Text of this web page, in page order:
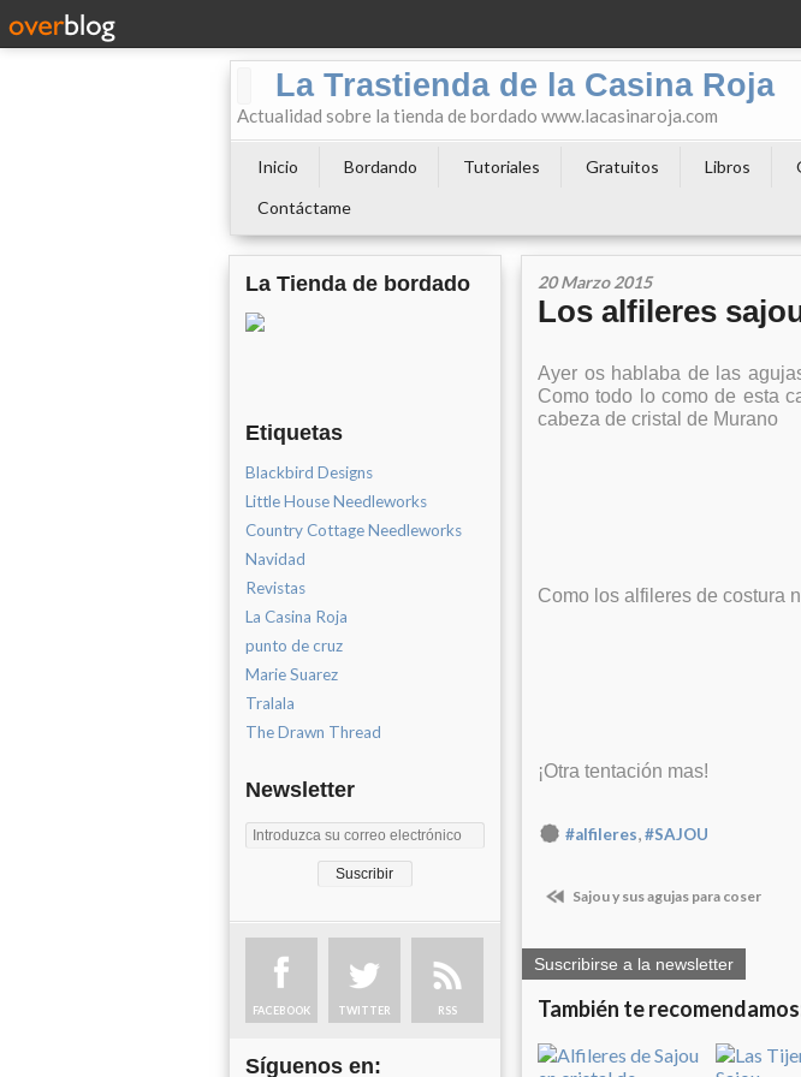
La Trastienda de la Casina Roja
Actualidad sobre la tienda de bordado www.lacasinaroja.com
Inicio Bordando Tutoriales Gratuitos Libros
Contáctame
La Tienda de bordado
Etiquetas
Blackbird Designs
Little House Needleworks
Country Cottage Needleworks
Navidad
Revistas
La Casina Roja
punto de cruz
Marie Suarez
Tralala
The Drawn Thread
Newsletter
FACEBOOK TWITTER RSS
Síguenos en:
20 Marzo 2015
Los alfileres
Ayer os hablaba de las
Como todo lo como de esta
cabeza de cristal de Murano
Como los alfileres de costura
¡Otra tentación mas!
#alfileres,#SAJOU
Sajou y sus agujas para coser
Suscribirse a la newsletter
También te